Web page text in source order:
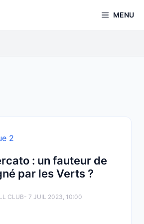
MENU
2
: un fauteur de
par les Verts ?
CLUB- 7 JUIL 2023, 10:00